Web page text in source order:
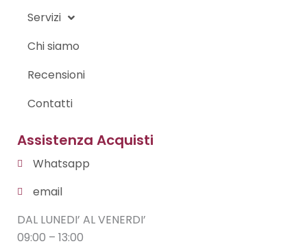
Servizi
Chi siamo
Recensioni
Contatti
Assistenza Acquisti
Whatsapp
email
DAL LUNEDI’ AL VENERDI’
09:00 – 13:00